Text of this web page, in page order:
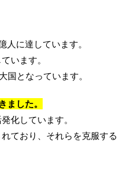
に達しています。
います。
となっています。
した。
化しています。
ており、それらを克服する